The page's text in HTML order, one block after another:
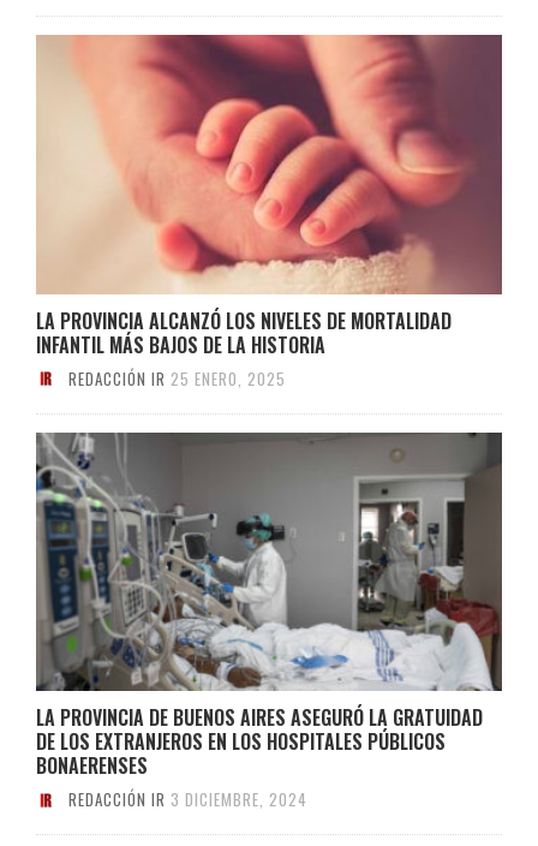
LA PROVINCIA ALCANZÓ LOS NIVELES DE MORTALIDAD
INFANTIL MÁS BAJOS DE LA HISTORIA
REDACCIÓN IR 25 ENERO, 2025
LA PROVINCIA DE BUENOS AIRES ASEGURÓ LA GRATUIDAD
DE LOS EXTRANJEROS EN LOS HOSPITALES PÚBLICOS
BONAERENSES
REDACCIÓN IR 3 DICIEMBRE, 2024